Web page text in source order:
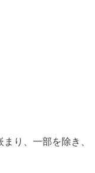
り、一部を除き、